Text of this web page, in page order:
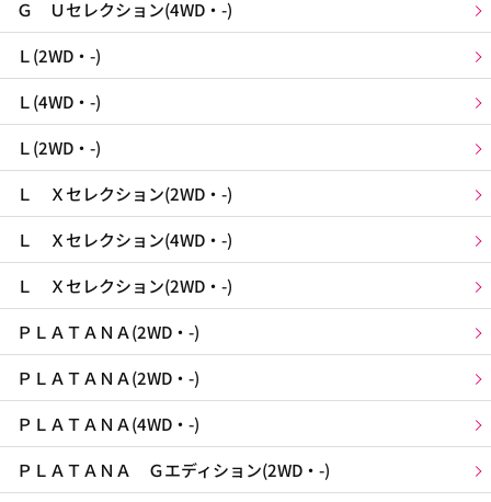
Ｇ Ｕセレクション(4WD・-)
Ｌ(2WD・-)
Ｌ(4WD・-)
Ｌ(2WD・-)
Ｌ Ｘセレクション(2WD・-)
Ｌ Ｘセレクション(4WD・-)
Ｌ Ｘセレクション(2WD・-)
ＰＬＡＴＡＮＡ(2WD・-)
ＰＬＡＴＡＮＡ(2WD・-)
ＰＬＡＴＡＮＡ(4WD・-)
ＰＬＡＴＡＮＡ Ｇエディション(2WD・-)